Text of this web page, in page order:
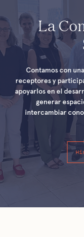
La
Contamos con
receptores y
apoyarlos en el
generar
intercambiar